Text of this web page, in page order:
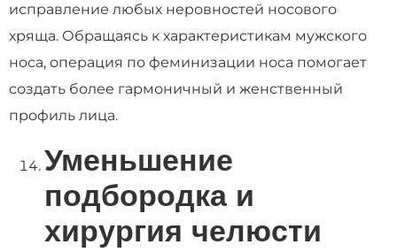
исправление любых неровностей носового
хряща. Обращаясь к характеристикам мужского
носа, операция по феминизации носа помогает
создать более гармоничный и женственный
профиль лица.
Уменьшение
подбородка и
хирургия челюсти